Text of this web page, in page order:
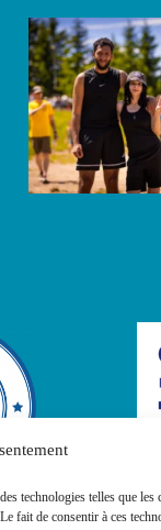
technologies telles que les
fait de consentir à ces